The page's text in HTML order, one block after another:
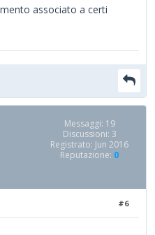
associato a certi
Messaggi: 19
Discussioni: 3
Registrato: Jun 2016
Reputazione: 0
#6